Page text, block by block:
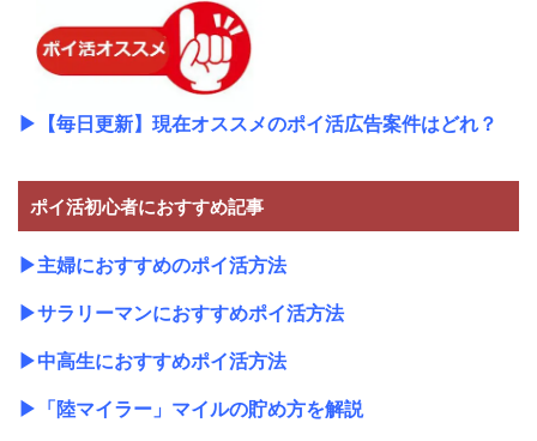
▶ 【毎日更新】現在オススメのポイ活広告案件はどれ？
ポイ活初心者におすすめ記事
▶主婦におすすめのポイ活方法
▶サラリーマンにおすすめポイ活方法
▶中高生におすすめポイ活方法
▶ 「陸マイラー」マイルの貯め方を解説